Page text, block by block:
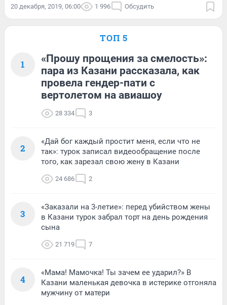
20 декабря, 2019, 06:00 1 996 Обсудить
ТОП 5
1
«Прошу прощения за смелость»:
пара из Казани рассказала, как
провела гендер-пати с
вертолетом на авиашоу
28 334 3
2
«Дай бог каждый простит меня, если что не
так»: турок записал видеообращение после
того, как зарезал свою жену в Казани
24 686 2
3
«Заказали на 3-летие»: перед убийством жены
в Казани турок забрал торт на день рождения
сына
21 719 7
4
«Мама! Мамочка! Ты зачем ее ударил?» В
Казани маленькая девочка в истерике отгоняла
мужчину от матери